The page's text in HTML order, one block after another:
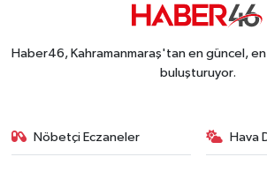
Haber46, Kahramanmaraş'tan en güncel, en
buluşturuyor.
Nöbetçi Eczaneler Hava